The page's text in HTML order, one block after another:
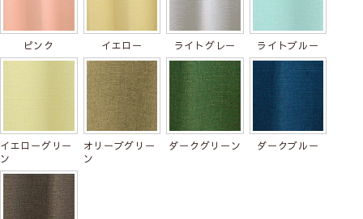
ピンク イエロー ライトグレー ライトブルー
イエローグリー
ン
オリーブグリー
ン
ダークグリーン ダークブルー